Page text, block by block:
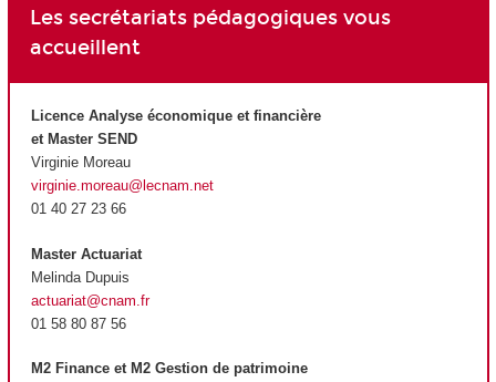
Les secrétariats pédagogiques vous
accueillent
Licence Analyse économique et financière
et Master SEND
Virginie Moreau
virginie.moreau@lecnam.net
01 40 27 23 66
Master Actuariat
Melinda Dupuis
actuariat@cnam.fr
01 58 80 87 56
M2 Finance et M2 Gestion de patrimoine